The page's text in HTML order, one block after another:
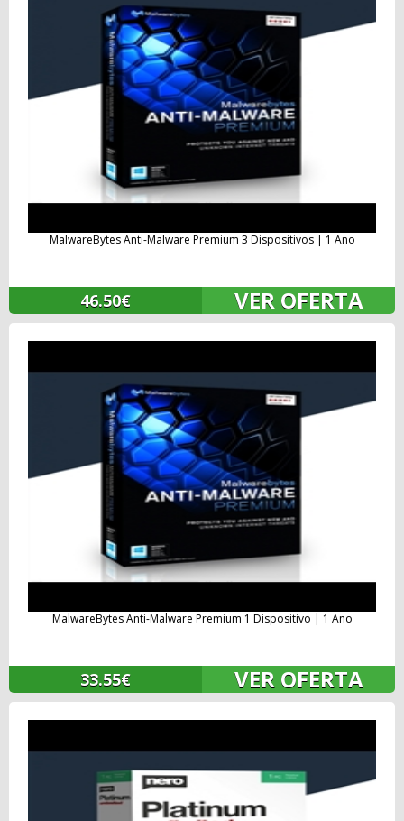
MalwareBytes Anti-Malware Premium 3 Dispositivos | 1 Ano
46.50€ VER OFERTA
MalwareBytes Anti-Malware Premium 1 Dispositivo | 1 Ano
33.55€ VER OFERTA